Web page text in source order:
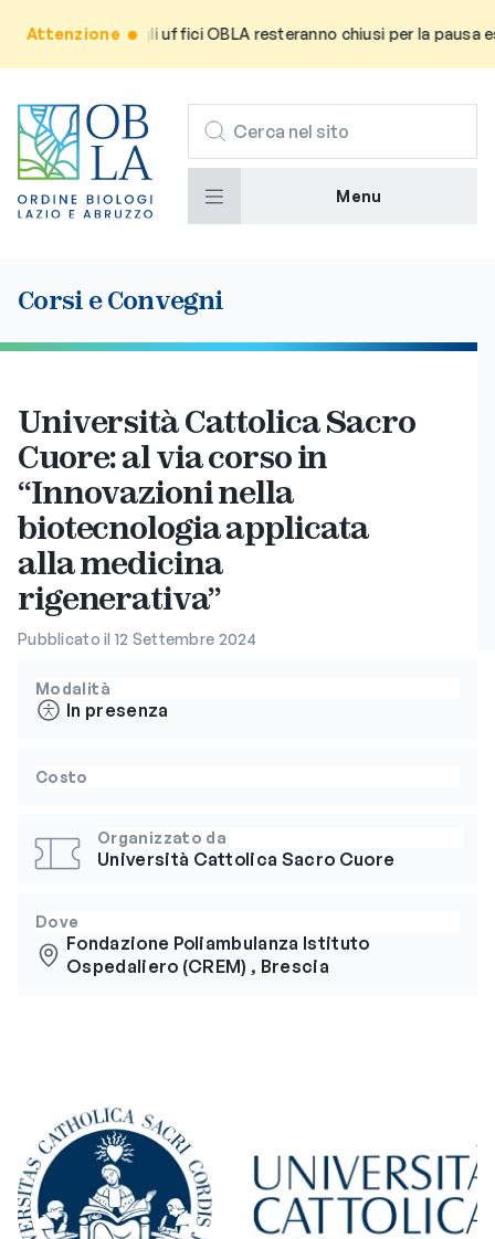
Attenzione
l’utenza che gli uffici OBLA resteranno chiusi per la pausa
CERCA
Menu
Corsi e Convegni
Università Cattolica Sacro
Cuore: al via corso in
“Innovazioni nella
biotecnologia applicata
alla medicina
rigenerativa”
Pubblicato il 12 Settembre 2024
Modalità
In presenza
Costo
Organizzato da
Università Cattolica Sacro Cuore
Dove
Fondazione Poliambulanza Istituto
Ospedaliero (CREM) , Brescia